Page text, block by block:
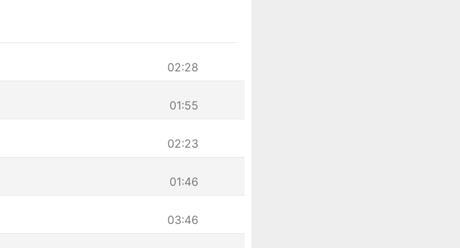
02:28
01:55
02:23
01:46
03:46